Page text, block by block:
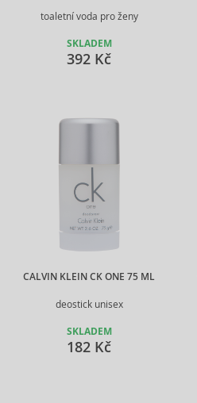
toaletní voda pro ženy
SKLADEM
392 Kč
CALVIN KLEIN CK ONE 75 ML
deostick unisex
SKLADEM
182 Kč